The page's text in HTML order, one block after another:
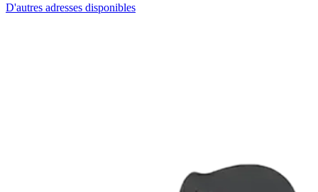
D'autres adresses disponibles